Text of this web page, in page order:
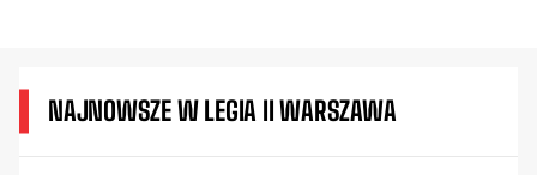
NAJNOWSZE W LEGIA II WARSZAWA